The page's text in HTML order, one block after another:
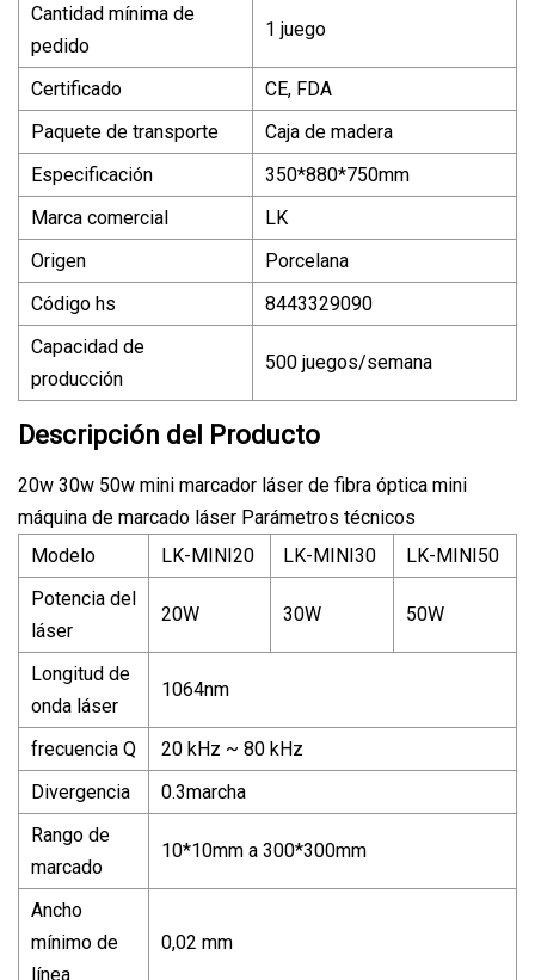
Cantidad mínima de
pedido
1 juego
Certificado
CE, FDA
Paquete de transporte
Caja de madera
Especificación
350*880*750mm
Marca comercial
LK
Origen
Porcelana
Código hs
8443329090
Capacidad de
producción
500 juegos/semana
Descripción del Producto
20w 30w 50w mini marcador láser de fibra óptica mini
máquina de marcado láser Parámetros técnicos
Modelo
LK-MINI20 LK-MINI30
LK-MINI50
Potencia del
láser
20W 30W 50W
Longitud de
onda láser
1064nm
frecuencia Q
20 kHz ~ 80 kHz
Divergencia
0.3marcha
Rango de
marcado
10*10mm a 300*300mm
Ancho
mínimo de
línea
0,02 mm